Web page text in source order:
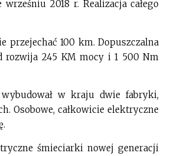
2018 r. Realizacja całego
przejechać 100 km. Dopuszczalna
rozwija 245 KM mocy i 1 500 Nm
w kraju dwie fabryki,
Osobowe, całkowicie elektryczne
śmieciarki nowej generacji